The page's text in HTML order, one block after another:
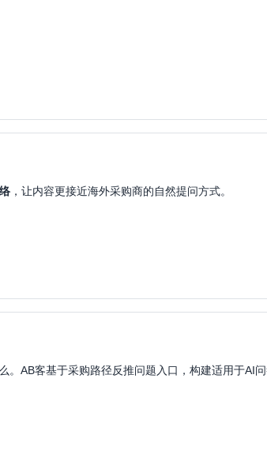
，让内容更接近海外采购商的自然提问方式。
AB客基于采购路径反推问题入口，构建适用于AI问